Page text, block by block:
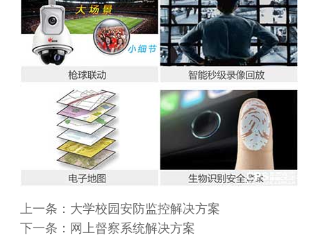
上一条： 大学校园安防监控解决方案
下一条： 网上督察系统解决方案